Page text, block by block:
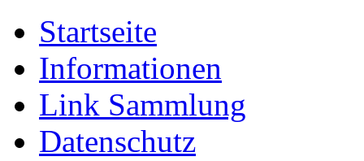
Startseite
Informationen
Link Sammlung
Datenschutz